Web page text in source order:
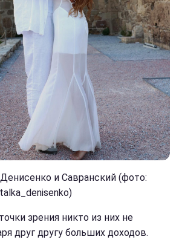
и Савранский (фото:
зрения никто из них не
друг другу больших доходов.